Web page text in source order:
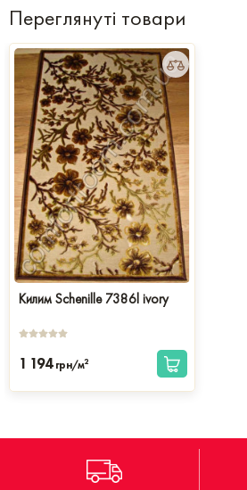
Переглянуті товари
Килим Schenille 7386l ivory
1 194 грн/м2